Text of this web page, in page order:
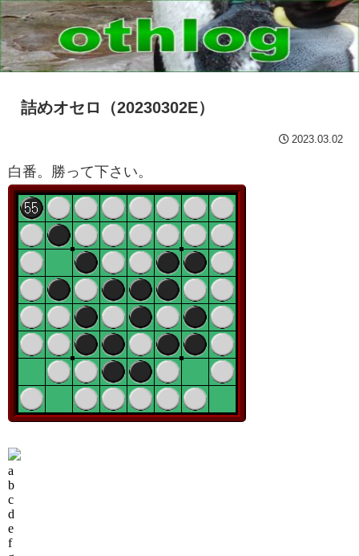
詰めオセロ（20230302E）
2023.03.02
白番。勝って下さい。